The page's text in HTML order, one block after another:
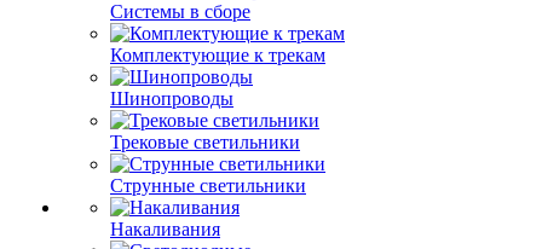
Системы в сборе
Комплектующие к трекам
Шинопроводы
Трековые светильники
Струнные светильники
Накаливания